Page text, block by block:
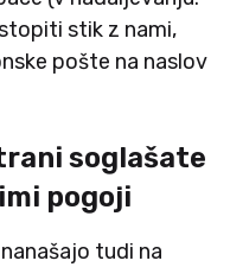
stik z nami,
pošte na naslov
soglašate
pogoji
tudi na